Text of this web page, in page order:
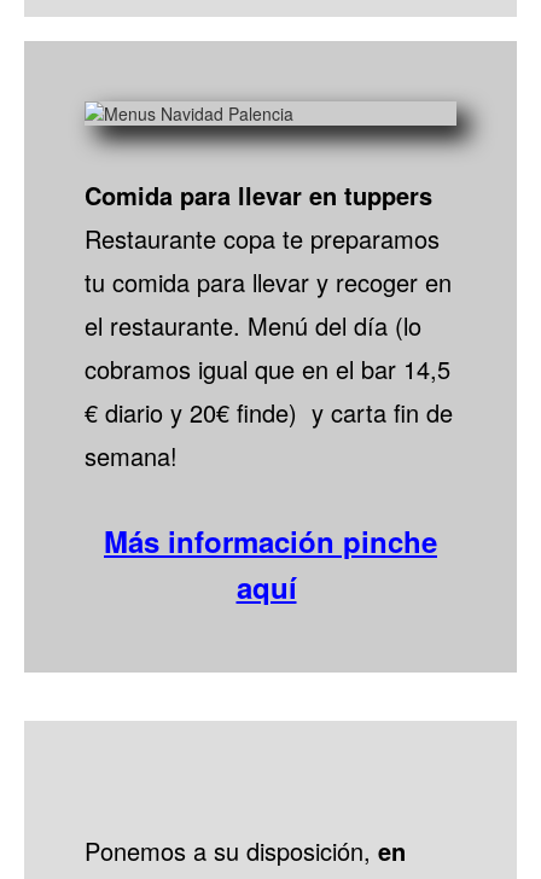
Comida para llevar en tuppers
Restaurante copa te preparamos
tu comida para llevar y recoger en
el restaurante. Menú del día (lo
cobramos igual que en el bar 14,5
€ diario y 20€ finde) y carta fin de
semana!
Más información pinche
aquí
Ponemos a su disposición, en